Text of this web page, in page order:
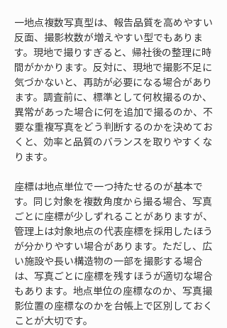
一地点複数写真型は、報告品質を高めやすい
反面、撮影枚数が増えやすい型でもありま
す。現地で撮りすぎると、帰社後の整理に時
間がかかります。反対に、現地で撮影不足に
気づかないと、再訪が必要になる場合があり
ます。調査前に、標準として何枚撮るのか、
異常があった場合に何を追加で撮るのか、不
要な重複写真をどう判断するのかを決めてお
くと、効率と品質のバランスを取りやすくな
ります。
座標は地点単位で一つ持たせるのが基本で
す。同じ対象を複数角度から撮る場合、写真
ごとに座標が少しずれることがありますが、
管理上は対象地点の代表座標を採用したほう
が分かりやすい場合があります。ただし、広
い施設や長い構造物の一部を撮影する場合
は、写真ごとに座標を残すほうが適切な場合
もあります。地点単位の座標なのか、写真撮
影位置の座標なのかを台帳上で区別しておく
ことが大切です。